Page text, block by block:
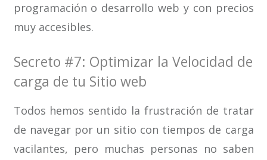
programación o desarrollo web y con precios
muy accesibles.
Secreto #7: Optimizar la Velocidad de
carga de tu Sitio web
Todos hemos sentido la frustración de tratar
de navegar por un sitio con tiempos de carga
vacilantes, pero muchas personas no saben